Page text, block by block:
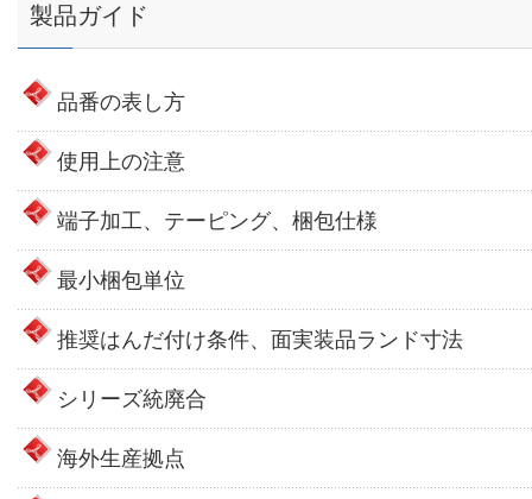
製品ガイド
品番の表し方
使用上の注意
端子加工、テーピング、梱包仕様
最小梱包単位
推奨はんだ付け条件、面実装品ランド寸法
シリーズ統廃合
海外生産拠点